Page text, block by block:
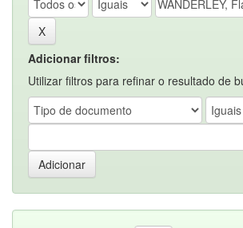
Adicionar filtros:
Utilizar filtros para refinar o resultado de